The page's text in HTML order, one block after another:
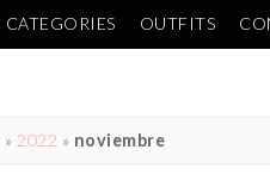
CATEGORIES OUTFITS
» 2022 » noviembre